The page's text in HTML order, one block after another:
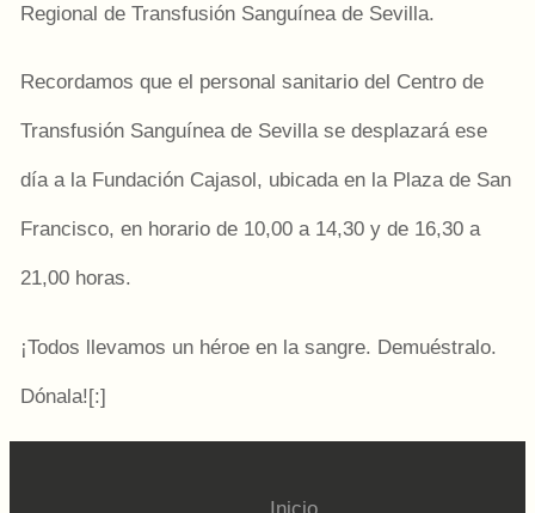
Regional de Transfusión Sanguínea de Sevilla.
Recordamos que el personal sanitario del Centro de
Transfusión Sanguínea de Sevilla se desplazará ese
día a la Fundación Cajasol, ubicada en la Plaza de San
Francisco, en horario de 10,00 a 14,30 y de 16,30 a
21,00 horas.
¡Todos llevamos un héroe en la sangre. Demuéstralo.
Dónala![:]